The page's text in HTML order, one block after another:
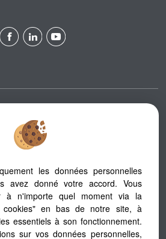
smartphone, notre site s’adapte automatiquement
aux différents types d'écrans
Création site internet
Référencement immobilier
les données personnelles
avez donné votre accord. Vous
à n'importe quel moment via la
cookies" en bas de notre site, à
essentiels à son fonctionnement.
sur vos données personnelles,